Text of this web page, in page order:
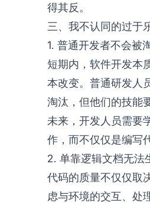
得其反。
三、我不认同的过于
1. 普通开发者不会被
短期内，软件开发本
本改变。普通研发人
淘汰，但他们的技能
未来，开发人员需要
作，而不仅仅是编写
2. 单靠逻辑文档无法
代码的质量不仅仅取
虑与环境的交互、处